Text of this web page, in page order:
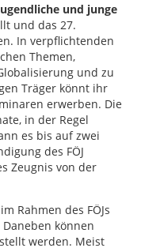
und junge
und das 27.
In verpflichtenden
Themen,
und zu
Träger könnt ihr
erwerben. Die
in der Regel
es bis auf zwei
des FÖJ
Zeugnis von der
Rahmen des FÖJs
können
werden. Meist